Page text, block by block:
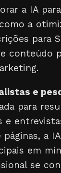
a IA
a
para
conteúdo
e
para
e
páginas, a
em
se